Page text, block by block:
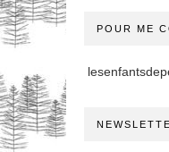
POUR ME